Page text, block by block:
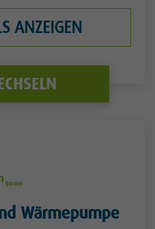
ANZEIGEN
Wärmepumpe